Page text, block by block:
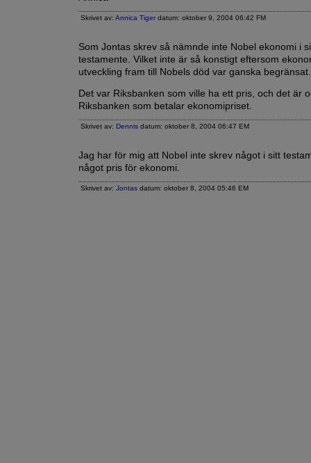
Skrivet av: Annica Tiger datum: oktober 9, 2004 06:42 FM
Som Jontas skrev så nämnde inte Nobel ekonomi i
testamente. Vilket inte är så konstigt eftersom
utveckling fram till Nobels död var ganska begränsat.
Det var Riksbanken som ville ha ett pris, och det är
Riksbanken som betalar ekonomipriset.
Skrivet av: Dennis datum: oktober 8, 2004 06:47 EM
Jag har för mig att Nobel inte skrev något i sitt
något pris för ekonomi.
Skrivet av: Jontas datum: oktober 8, 2004 05:46 EM